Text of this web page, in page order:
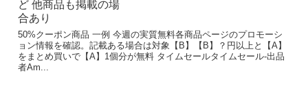
50%クーポン商品 一例 今週の実質無料各商品ページのプロモーシ
ョン情報を確認。記載ある場合は対象【B】【B】？円以上と【A】
をまとめ買いで【A】1個分が無料 タイムセールタイムセール-出品
者Am...